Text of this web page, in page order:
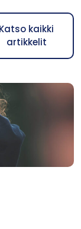
Katso kaikki
artikkelit